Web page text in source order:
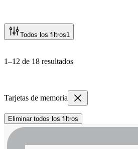
Todos los filtros1
1–12 de 18 resultados
Tarjetas de memoria
Eliminar todos los filtros